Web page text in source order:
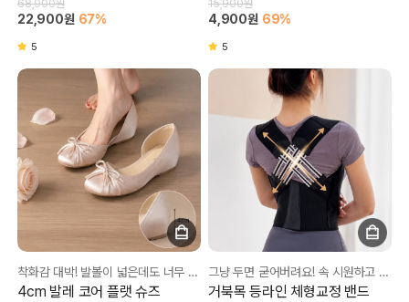
68,900원
22,900원 67%
5
15,900원
4,900원 69%
5
착화감 대박! 발볼이 넓은데도 너무 편해요❤
4cm 발레 코어 플랫 슈즈
그냥 두면 굳어버려요! 속 시원하고 간편하게 교정해보세요☺
거북목 등라인 체형교정 밴드